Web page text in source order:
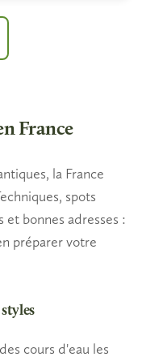
France
la France
spots
et bonnes adresses :
préparer votre
cours d'eau les